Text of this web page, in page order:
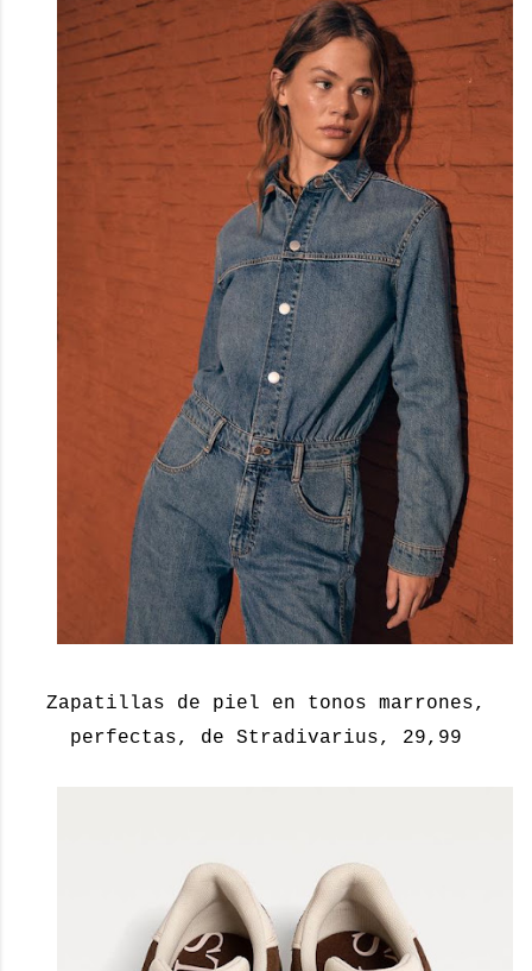
Zapatillas de piel en tonos marrones,
perfectas, de Stradivarius, 29,99